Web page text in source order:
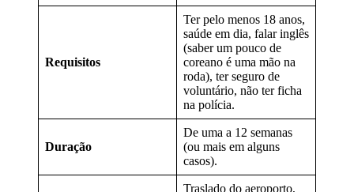
Requisitos
Ter pelo menos 18 anos,
saúde em dia, falar inglês
(saber um pouco de
coreano é uma mão na
roda), ter seguro de
voluntário, não ter ficha
na polícia.
Duração
De uma a 12 semanas
(ou mais em alguns
casos).
Traslado do aeroporto,